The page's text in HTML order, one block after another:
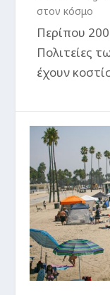
στον κόσμο
Περίπου 200
Πολιτείες
έχουν